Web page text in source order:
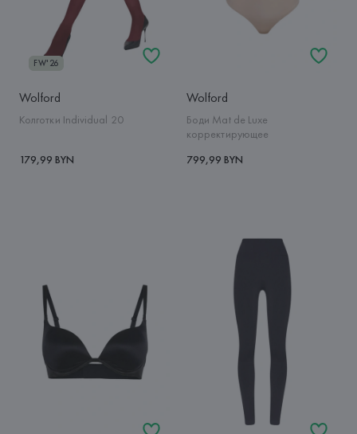
FW'26
Wolford
Колготки Individual 20
179,99 BYN
Wolford
Боди Mat de Luxe
корректирующее
799,99 BYN